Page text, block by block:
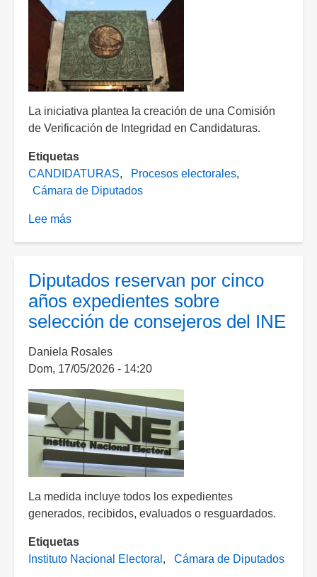
Aguascalientes?
La iniciativa plantea la creación de una Comisión
de Verificación de Integridad en Candidaturas.
Etiquetas
CANDIDATURAS
Procesos electorales
Cámara de Diputados
Lee más
Lázaro
iniciativa
de
para
evaluar
integridad
de
candidaturas
Diputados reservan por cinco
años expedientes sobre
selección de consejeros del INE
Daniela Rosales
Dom, 17/05/2026 - 14:20
La medida incluye todos los expedientes
generados, recibidos, evaluados o resguardados.
Etiquetas
Instituto Nacional Electoral
Cámara de Diputados